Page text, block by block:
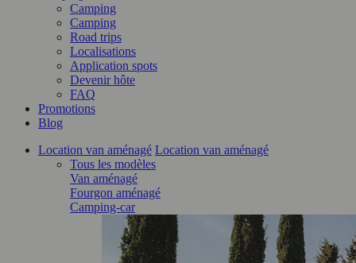
Camping
Camping
Road trips
Localisations
Application spots
Devenir hôte
FAQ
Promotions
Blog
Location van aménagé Location van aménagé
Tous les modèles
Van aménagé
Fourgon aménagé
Camping-car